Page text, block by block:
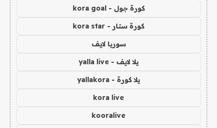
كورة جول - kora goal
كورة ستار - kora star
سوريا لايف
يلا لايف - yalla live
يلا كورة - yallakora
kora live
kooralive